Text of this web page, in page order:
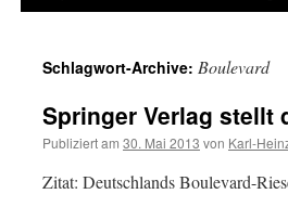
springen
Schlagwort-Archive: Boulevard
Springer Verlag stellt
Publiziert am 30. Mai 2013 von Karl-
Zitat: Deutschlands Boulevard-